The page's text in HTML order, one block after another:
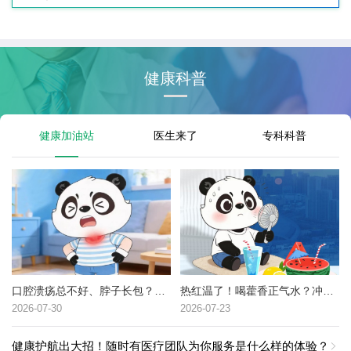
健康科普
健康加油站 医生来了 专科科普
2026-07-30 2026-07-23
健康护航出大招！随时有医疗团队为你服务是什么样的体验？